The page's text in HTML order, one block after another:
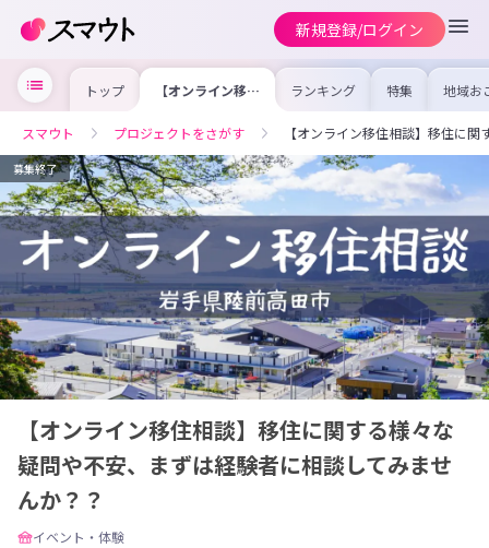
新規登録/ログイン
トップ 【オンライン移住
相談】移住に関す
安、まずは経験者
に相談してみませ
んか？？
ランキング 特集 地域お
の求
を集め
事内容
を比較
合った
スマウト プロジェクトをさがす 【オンライン移住相談】移住に
募集終了
【オンライン移住相談】移住に関する様々な
疑問や不安、まずは経験者に相談してみませ
んか？？
イベント・体験